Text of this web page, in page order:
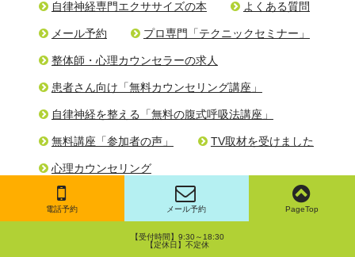
電話予約 メール予約 PageTop
【受付時間】9:30～18:30
【定休日】不定休
自律神経専門エクササイズの本 よくある質問
メール予約 プロ専門「テクニックセミナー」
整体師・心理カウンセラーの求人
患者さん向け「無料カウンセリング講座」
自律神経を整える「無料の腹式呼吸法講座」
無料講座「参加者の声」 TV取材を受けました
心理カウンセリング
自律神経バランスプログラム
起立性調節障害の整体 顎関節症の整体
自律神経失調症の整体